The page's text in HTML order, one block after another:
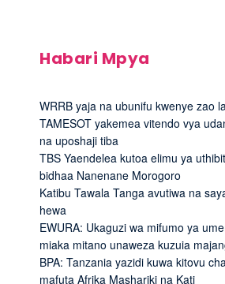
Habari Mpya
WRRB yaja na ubunifu kwenye zao
TAMESOT yakemea vitendo vya
na uposhaji tiba
TBS Yaendelea kutoa elimu ya
bidhaa Nanenane Morogoro
Katibu Tawala Tanga avutiwa na
hewa
EWURA: Ukaguzi wa mifumo ya
miaka mitano unaweza kuzuia
BPA: Tanzania yazidi kuwa kitovu
mafuta Afrika Mashariki na Kati